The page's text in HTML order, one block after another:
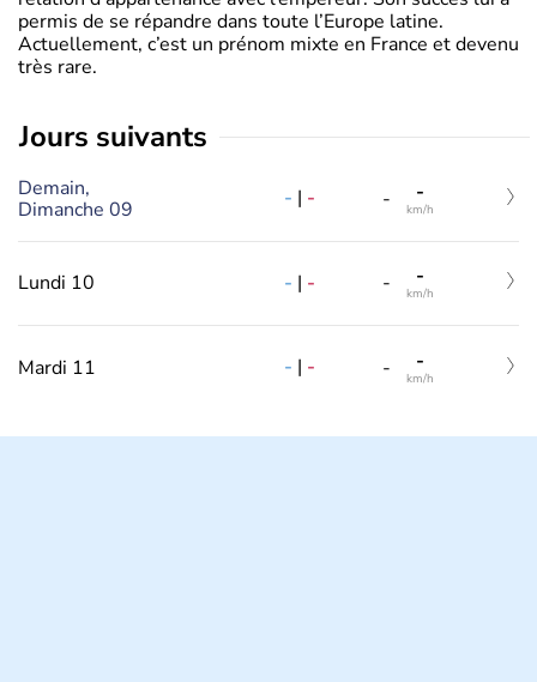
permis de se répandre dans toute l’Europe latine.
Actuellement, c’est un prénom mixte en France et devenu
très rare.
jours suivants
Demain,
Dimanche 09
- | - - -
km/h
Lundi 10 - | - - -
km/h
Mardi 11 - | - - -
km/h